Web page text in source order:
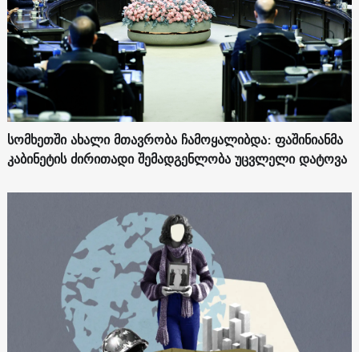
სომხეთში ახალი მთავრობა ჩამოყალიბდა: ფაშინიანმა
კაბინეტის ძირითადი შემადგენლობა უცვლელი დატოვა